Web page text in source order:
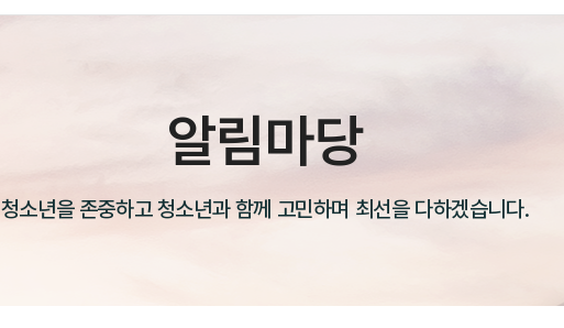
알림마당
청소년을 존중하고 청소년과 함께 고민하며 최선을 다하겠습니다.